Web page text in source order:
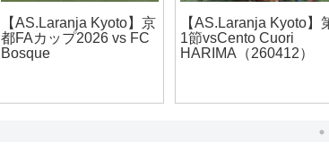
【アルテリーヴォ和歌
山】ファン感謝デー
2025
【アルテリーヴォ和歌
山/第5節】魂みせた選手
達vsSt.Andrew’s